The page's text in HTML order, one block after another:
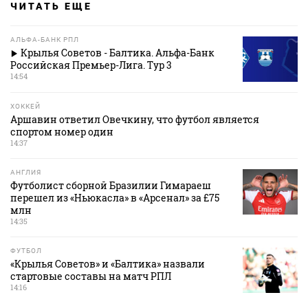
ЧИТАТЬ ЕЩЕ
АЛЬФА-БАНК РПЛ
Крылья Советов - Балтика. Альфа-Банк
Российская Премьер-Лига. Тур 3
14:54
ХОККЕЙ
Аршавин ответил Овечкину, что футбол является
спортом номер один
14:37
АНГЛИЯ
Футболист сборной Бразилии Гимараеш
перешел из «Ньюкасла» в «Арсенал» за £75
млн
14:35
ФУТБОЛ
«Крылья Советов» и «Балтика» назвали
стартовые составы на матч РПЛ
14:16